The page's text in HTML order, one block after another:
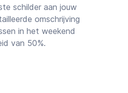
schilder aan jouw
omschrijving
in het weekend
van 50%.